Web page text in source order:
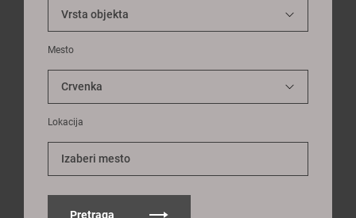
Mesto
Lokacija
Izaberi mesto
Pretraga